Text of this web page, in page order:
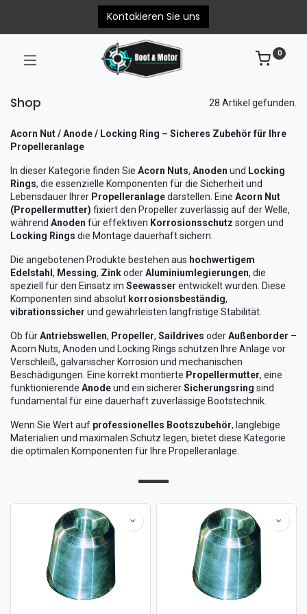
Kontakieren Sie uns
0
Shop 28 Artikel gefunden.
Acorn Nut / Anode / Locking Ring – Sicheres Zubehör für Ihre
Propelleranlage
In dieser Kategorie finden Sie Acorn Nuts, Anoden und Locking
Rings, die essenzielle Komponenten für die Sicherheit und
Lebensdauer Ihrer Propelleranlagedarstellen. Eine Acorn Nut
(Propellermutter) fixiert den Propeller zuverlässig auf der Welle,
während Anoden für effektiven Korrosionsschutz sorgen und
Locking Rings die Montage dauerhaft sichern.
Die angebotenen Produkte bestehen aus hochwertigem
Edelstahl , Messing, ZinkoderAluminiumlegierungen, die
speziell für den Einsatz im Seewasser entwickelt wurden. Diese
Komponenten sind absolut korrosionsbeständig,
vibrationssicher und gewährleisten langfristige Stabilität.
Ob fürAntriebswellen, Propeller, Saildrives oderAußenborder –
Acorn Nuts, Anoden und Locking Rings schützen Ihre Anlage vor
Verschleiß, galvanischer Korrosion und mechanischen
Beschädigungen. Eine korrekt montierte Propellermutter, eine
funktionierende Anodeund ein sichererSicherungsring sind
fundamental für eine dauerhaft zuverlässige Bootstechnik.
Wenn Sie Wert auf professionelles Bootszubehör, langlebige
Materialien und maximalen Schutz legen, bietet diese Kategorie
die optimalen Komponenten für Ihre Propelleranlage.